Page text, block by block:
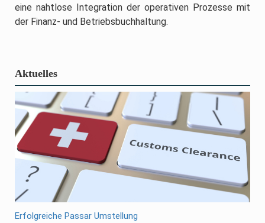
eine nahtlose Integration der operativen Prozesse mit
der Finanz- und Betriebsbuchhaltung.
Aktuelles
Erfolgreiche Passar Umstellung